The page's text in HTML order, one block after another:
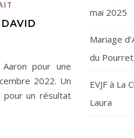
pour une
2022. Un
pour un résultat
mai 2025
Mariage
du Pourret
EVJF à La
Laura